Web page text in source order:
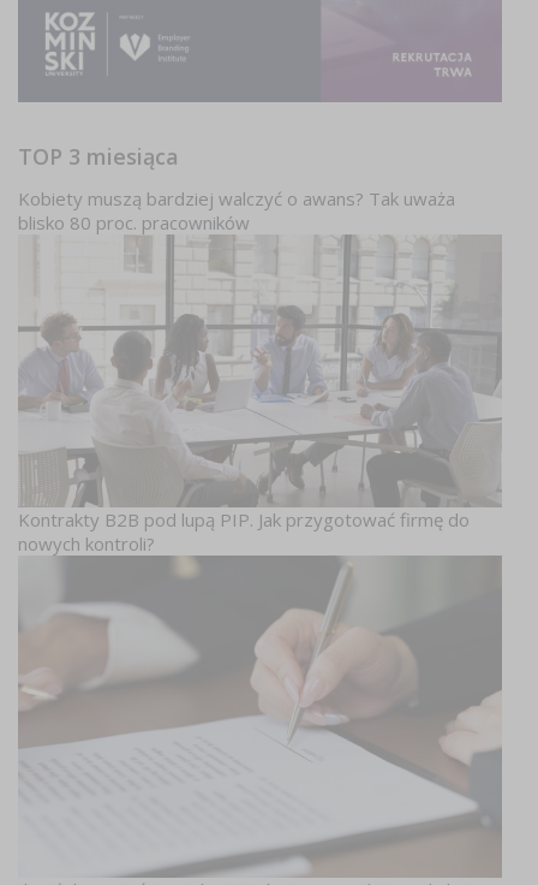
TOP 3 miesiąca
Kobiety muszą bardziej walczyć o awans? Tak uważa
blisko 80 proc. pracowników
Kontrakty B2B pod lupą PIP. Jak przygotować firmę do
nowych kontroli?